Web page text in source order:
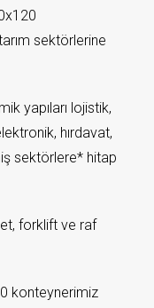
sektörlerine
yapıları lojistik,
hırdavat,
sektörlere* hitap
forklift ve raf
konteynerimiz